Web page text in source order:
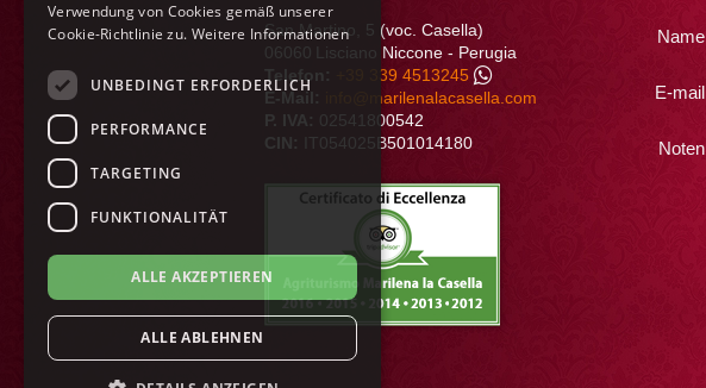
San Martino, 5 (voc. Casella)
06060 Lisciano Niccone - Perugia
Telefon:
+39 339 4513245
E-Mail:
info@marilenalacasella.com
P. IVA: 02541800542
CIN:
IT054025B501014180
Name
E-mail
Noten
SPANISH
POLISH
RUSSIAN
Verwendung von Cookies gemäß unserer
Cookie-Richtlinie zu. Weitere Informationen
UNBEDINGT ERFORDERLICH
PERFORMANCE
TARGETING
FUNKTIONALITÄT
ALLE AKZEPTIEREN
ALLE ABLEHNEN